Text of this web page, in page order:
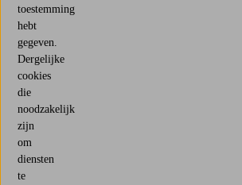
toestemming
hebt
gegeven.
Dergelijke
cookies
die
noodzakelijk
zijn
om
diensten
te